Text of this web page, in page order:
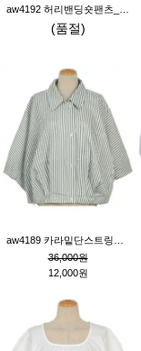
(품절)
36,000원
12,000원